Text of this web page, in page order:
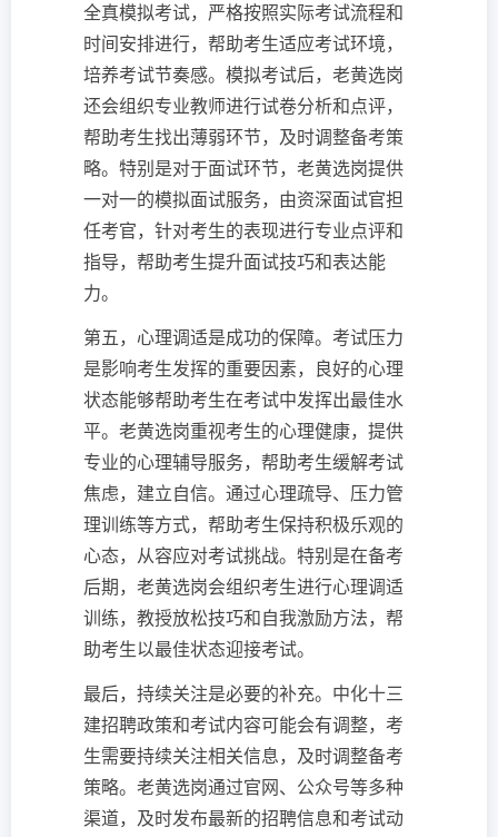
全真模拟考试，严格按照实际考试流程和
时间安排进行，帮助考生适应考试环境，
培养考试节奏感。模拟考试后，老黄选岗
还会组织专业教师进行试卷分析和点评，
帮助考生找出薄弱环节，及时调整备考策
略。特别是对于面试环节，老黄选岗提供
一对一的模拟面试服务，由资深面试官担
任考官，针对考生的表现进行专业点评和
指导，帮助考生提升面试技巧和表达能
力。
第五，心理调适是成功的保障。考试压力
是影响考生发挥的重要因素，良好的心理
状态能够帮助考生在考试中发挥出最佳水
平。老黄选岗重视考生的心理健康，提供
专业的心理辅导服务，帮助考生缓解考试
焦虑，建立自信。通过心理疏导、压力管
理训练等方式，帮助考生保持积极乐观的
心态，从容应对考试挑战。特别是在备考
后期，老黄选岗会组织考生进行心理调适
训练，教授放松技巧和自我激励方法，帮
助考生以最佳状态迎接考试。
最后，持续关注是必要的补充。中化十三
建招聘政策和考试内容可能会有调整，考
生需要持续关注相关信息，及时调整备考
策略。老黄选岗通过官网、公众号等多种
渠道，及时发布最新的招聘信息和考试动